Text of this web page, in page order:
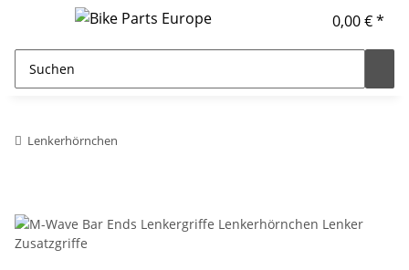
0,00 € *
Lenkerhörnchen